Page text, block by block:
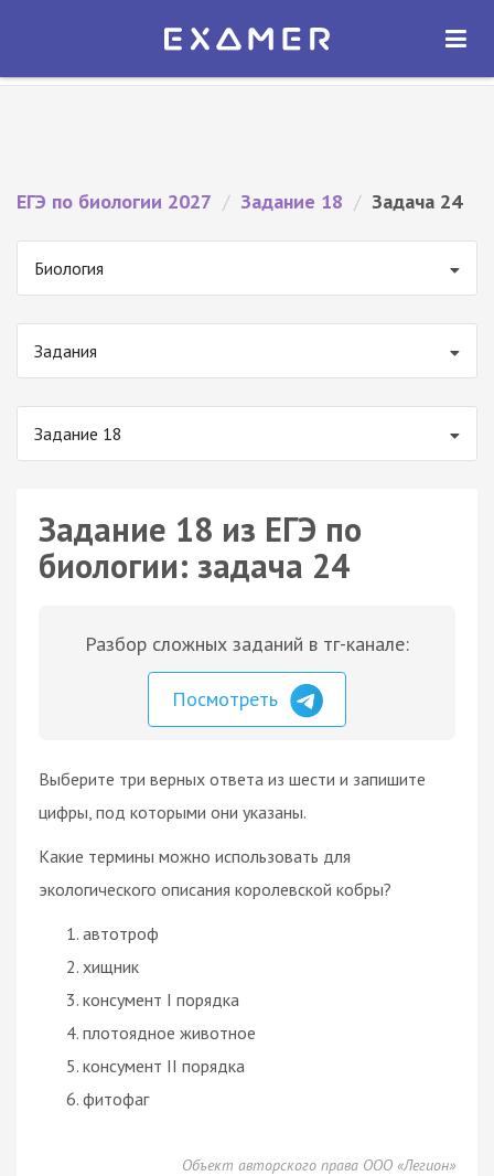
Экзамер — ЕГЭ 2027
ОТКРЫТЬ
ЕГЭ по биологии 2027 / Задание 18 / Задача 24
Биология
Задания
Задание 18
Задание 18 из ЕГЭ по
биологии: задача 24
Разбор сложных заданий в тг-канале:
Посмотреть
Выберите три верных ответа из шести и запишите
цифры, под которыми они указаны.
Какие термины можно использовать для
экологического описания королевской кобры?
автотроф
хищник
консумент I порядка
плотоядное животное
консумент II порядка
фитофаг
Объект авторского права ООО «Легион»